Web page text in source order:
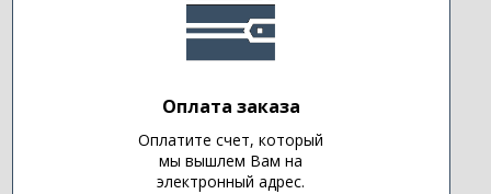
Оплата заказа
Оплатите счет, который
мы вышлем Вам на
электронный адрес.